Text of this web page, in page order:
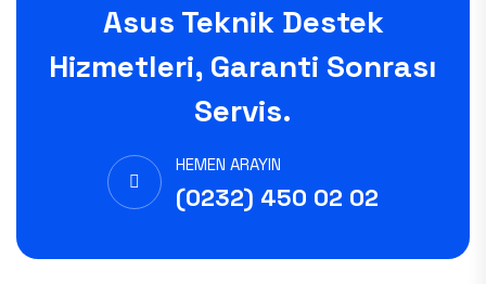
Asus Teknik Destek
Hizmetleri, Garanti Sonrası
Servis.
HEMEN ARAYIN
(0232) 450 02 02